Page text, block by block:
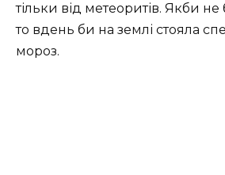
тільки від метеоритів. Якби
то вдень би на землі стояла
мороз.